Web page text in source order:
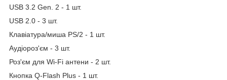
USB 3.2 Gen. 2 - 1 шт.
USB 2.0 - 3 шт.
Клавіатура/миша PS/2 - 1 шт.
Аудіороз'єм - 3 шт.
Роз'єм для Wi-Fi антени - 2 шт.
Кнопка Q-Flash Plus - 1 шт.